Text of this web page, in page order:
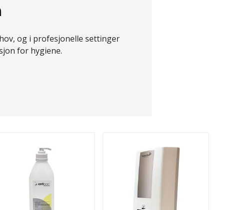
og i profesjonelle settinger
for hygiene.